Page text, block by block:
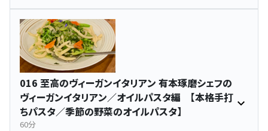
016 至高のヴィーガンイタリアン 有本琢磨シェフの
ヴィーガンイタリアン／オイルパスタ編 【本格手打
ちパスタ／季節の野菜のオイルパスタ】
60分